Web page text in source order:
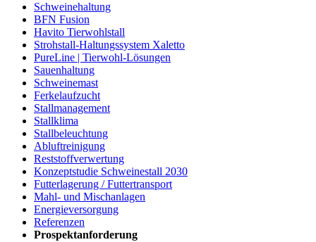
Schweinehaltung
BFN Fusion
Havito Tierwohlstall
Strohstall-Haltungssystem Xaletto
PureLine | Tierwohl-Lösungen
Sauenhaltung
Schweinemast
Ferkelaufzucht
Stallmanagement
Stallklima
Stallbeleuchtung
Abluftreinigung
Reststoffverwertung
Konzeptstudie Schweinestall 2030
Futterlagerung / Futtertransport
Mahl- und Mischanlagen
Energieversorgung
Referenzen
Prospektanforderung